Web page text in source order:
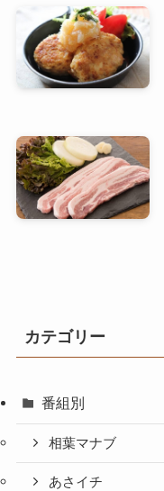
カテゴリー
番組別
相葉マナブ
あさイチ